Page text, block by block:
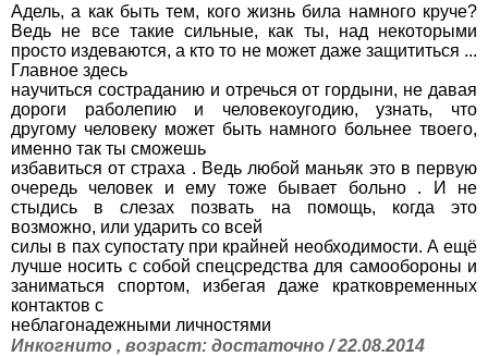
Адель, а как быть тем, кого жизнь била намного круче?
Ведь не все такие сильные, как ты, над некоторыми
просто издеваются, а кто то не может даже защититься ...
Главное здесь
научиться состраданию и отречься от гордыни, не давая
дороги раболепию и человекоугодию, узнать, что
другому человеку может быть намного больнее твоего,
именно так ты сможешь
избавиться от страха . Ведь любой маньяк это в первую
очередь человек и ему тоже бывает больно . И не
стыдись в слезах позвать на помощь, когда это
возможно, или ударить со всей
силы в пах супостату при крайней необходимости. А ещё
лучше носить с собой спецсредства для самообороны и
заниматься спортом, избегая даже кратковременных
контактов с
неблагонадежными личностями
Инкогнито , возраст: достаточно / 22.08.2014